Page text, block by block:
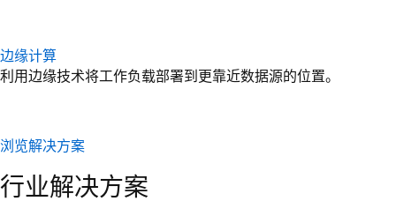
边缘计算
利用边缘技术将工作负载部署到更靠近数据源的位置。
浏览解决方案
行业解决方案